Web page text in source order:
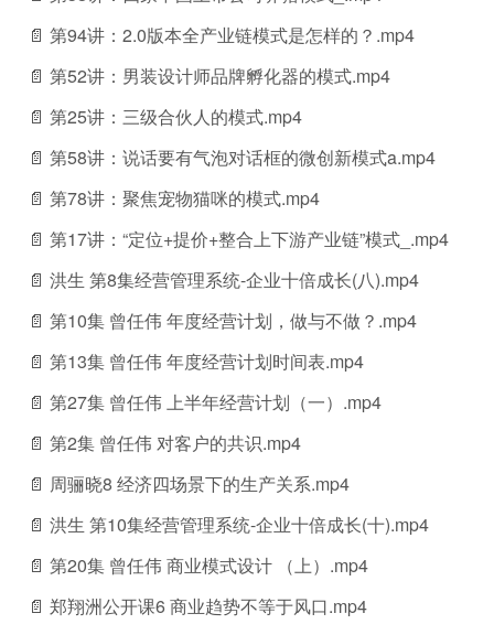
📄 第94讲：2.0版本全产业链模式是怎样的？.mp4
📄 第52讲：男装设计师品牌孵化器的模式.mp4
📄 第25讲：三级合伙人的模式.mp4
📄 第58讲：说话要有气泡对话框的微创新模式a.mp4
📄 第78讲：聚焦宠物猫咪的模式.mp4
📄 第17讲：“定位+提价+整合上下游产业链”模式_.mp4
📄 洪生 第8集经营管理系统-企业十倍成长(八).mp4
📄 第10集 曾任伟 年度经营计划，做与不做？.mp4
📄 第13集 曾任伟 年度经营计划时间表.mp4
📄 第27集 曾任伟 上半年经营计划（一）.mp4
📄 第2集 曾任伟 对客户的共识.mp4
📄 周骊晓8 经济四场景下的生产关系.mp4
📄 洪生 第10集经营管理系统-企业十倍成长(十).mp4
📄 第20集 曾任伟 商业模式设计 （上）.mp4
📄 郑翔洲公开课6 商业趋势不等于风口.mp4